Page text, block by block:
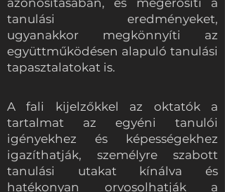
azonosításában, és megerősíti a
tanulási eredményeket,
ugyanakkor megkönnyíti az
együttműködésen alapuló tanulási
tapasztalatokat is.
A fali kijelzőkkel az oktatók a
tartalmat az egyéni tanulói
igényekhez és képességekhez
igazíthatják, személyre szabott
tanulási utakat kínálva és
hatékonyan orvosolhatják a